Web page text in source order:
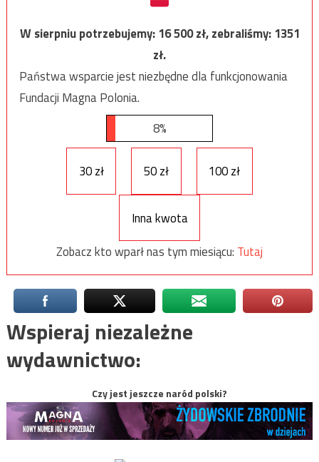
W sierpniu potrzebujemy:16 500zł, zebraliśmy:1351
zł.
Państwa wsparcie jest niezbędne dla funkcjonowania
Fundacji Magna Polonia.
8%
30 zł 50 zł 100 zł
Inna kwota
Zobacz kto wparł nas tym miesiącu: Tutaj
Wspieraj niezależne
wydawnictwo:
Czy jest jeszcze naród polski?